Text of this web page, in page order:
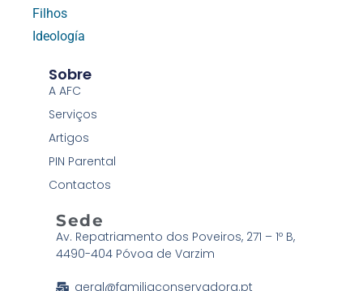
Filhos
Ideología
Sobre
A AFC
Serviços
Artigos
PIN Parental
Contactos
Sede
Av. Repatriamento dos Poveiros, 271 – 1º B,
4490-404 Póvoa de Varzim
geral@familiaconservadora.pt